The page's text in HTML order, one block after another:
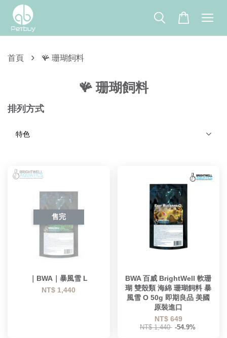
首頁 › 🪸 珊瑚飼料
🪸 珊瑚飼料
排列方式
售完
｜BWA｜暴風雪 L
NT$ 1,440
BWA 百威 BrightWell 軟珊
瑚 雙殼類 海綿 珊瑚飼料 暴
風雪 O 50g 即期良品 美國
原裝進口
NT$ 649
NT$ 1,440 -54.9%